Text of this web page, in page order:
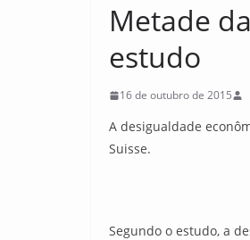
Metade
estudo
16 de outubro de 2015
A desigualdade
Suisse.
Segundo o estudo, a